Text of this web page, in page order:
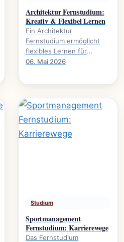
Architektur Fernstudium:
Kreativ & Flexibel Lernen
Ein Architektur
Fernstudium ermöglicht
flexibles Lernen für
kreative Köpfe.
06. Mai 2026
Studium
Sportmanagement
Fernstudium: Karrierewege
Das Fernstudium